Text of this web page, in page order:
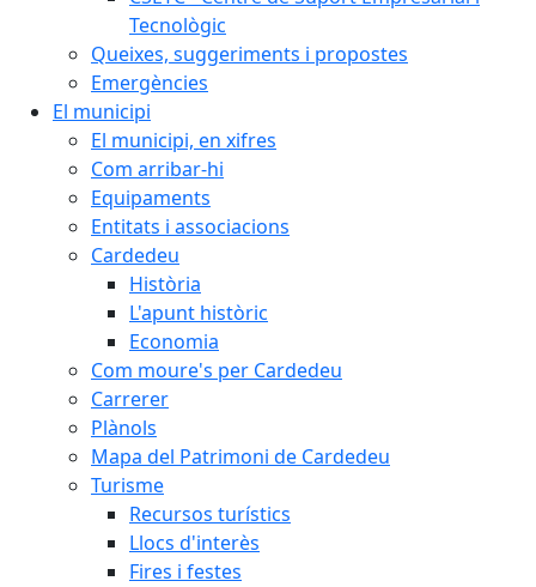
Tecnològic
Queixes, suggeriments i propostes
Emergències
El municipi
El municipi, en xifres
Com arribar-hi
Equipaments
Entitats i associacions
Cardedeu
Història
L'apunt històric
Economia
Com moure's per Cardedeu
Carrerer
Plànols
Mapa del Patrimoni de Cardedeu
Turisme
Recursos turístics
Llocs d'interès
Fires i festes